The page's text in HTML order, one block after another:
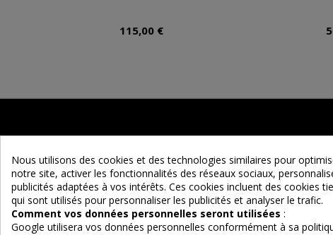
115,00 €
Maison d'un Rêve
Adresse : Qui
Nous utilisons des cookies et des technologies similaires pour
notre site, activer les fonctionnalités des réseaux sociaux,
publicités adaptées à vos intérêts. Ces cookies incluent des cookies
qui sont utilisés pour personnaliser les publicités et analyser le trafic.
Comment vos données personnelles seront utilisées :
Google utilisera vos données personnelles conformément à sa